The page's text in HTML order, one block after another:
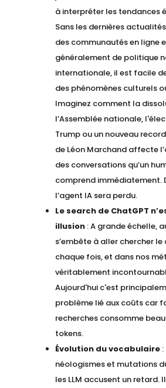
à interpréter les tendances
Sans les dernières
des communautés en ligne
généralement de politique
internationale, il est facile
des phénomènes culturels
Imaginez comment la
l’Assemblée nationale,
Trump ou un nouveau
de Léon Marchand affecte
des conversations qu’un
comprend immédiatement.
l’agent IA sera perdu.
Le search de ChatGPT
illusion : A grande échelle,
s’embête à aller chercher
chaque fois, et dans nos
véritablement
Aujourd'hui c'est
problème lié aux coûts car
recherches consomme
tokens.
Évolution du vocabulaire:
néologismes et mutations
les LLM accusent un retard.